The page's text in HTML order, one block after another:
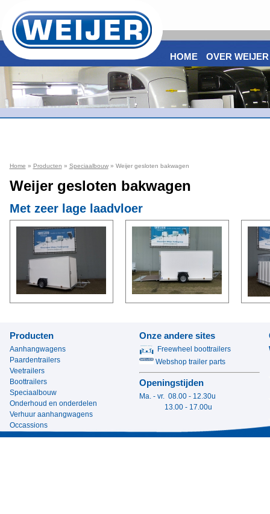
Home » Producten » Speciaalbouw» Weijer gesloten bakwagen
Weijer gesloten bakwagen
Met zeer lage laadvloer
Producten
Aanhangwagens
Paardentrailers
Veetrailers
Boottrailers
Speciaalbouw
Onderhoud en onderdelen
Verhuur aanhangwagens
Occassions
Onze andere sites
Freewheel boottrailers
Webshop trailer parts
Openingstijden
Ma. - vr. 08.00 - 12.30u
13.00 - 17.00u
HOME OVER WEIJER